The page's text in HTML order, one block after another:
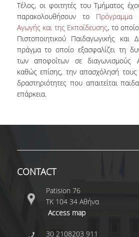
Τέλος, οι φοιτητές του Τμήματος
παρακολουθήσουν το Πρόγραμμα
Αγωγής και της Εκπαίδευσης, το
Πιστοποιητικού Παιδαγωγικής και
πράγμα το οποίο εξασφαλίζει τη
των αποφοίτων σε διαγωνισμούς
καθώς επίσης, την απασχόλησή τους
δραστηριότητες που απαιτείται
επάρκεια.
CONTACT
Patision 76
ΤΚ 104 34 Αθήνα
Access map
30 2108203 911